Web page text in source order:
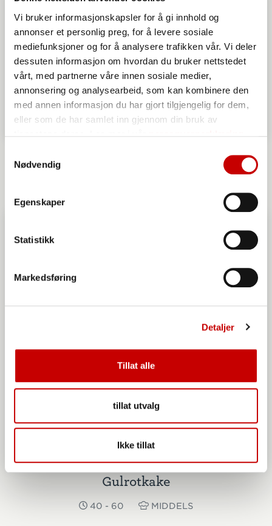
Vi bruker informasjonskapsler for å gi innhold og
annonser et personlig preg, for å levere sosiale
mediefunksjoner og for å analysere trafikken vår. Vi deler
dessuten informasjon om hvordan du bruker nettstedet
vårt, med partnerne våre innen sosiale medier,
annonsering og analysearbeid, som kan kombinere den
med annen informasjon du har gjort tilgjengelig for dem,
eller som de har samlet inn gjennom din bruk av
Nødvendig
Egenskaper
Statistikk
Markedsføring
Detaljer
Tillat alle
tillat utvalg
Ikke tillat
Gulrotkake
40 - 60 MIDDELS